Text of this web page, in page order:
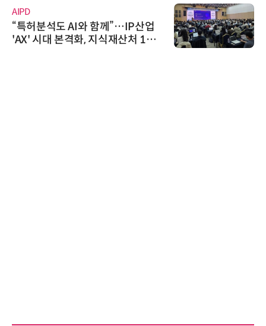
AIPD
“특허분석도 AI와 함께”…IP산업
'AX' 시대 본격화, 지식재산처 1호